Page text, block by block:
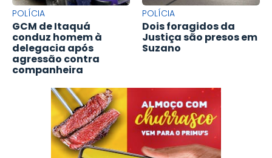
POLÍCIA
GCM de Itaquá
conduz homem à
delegacia após
agressão contra
companheira
POLÍCIA
Dois foragidos da
Justiça são presos em
Suzano